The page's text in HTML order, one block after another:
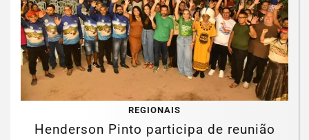
REGIONAIS
Henderson Pinto participa de reunião